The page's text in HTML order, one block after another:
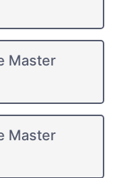
Master
Master